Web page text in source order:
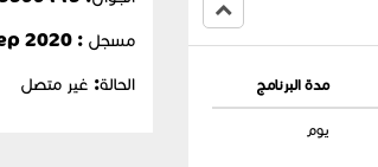
مدة البرنامج
يوم
مسجل : Sep 2020
الحالة: غير متصل